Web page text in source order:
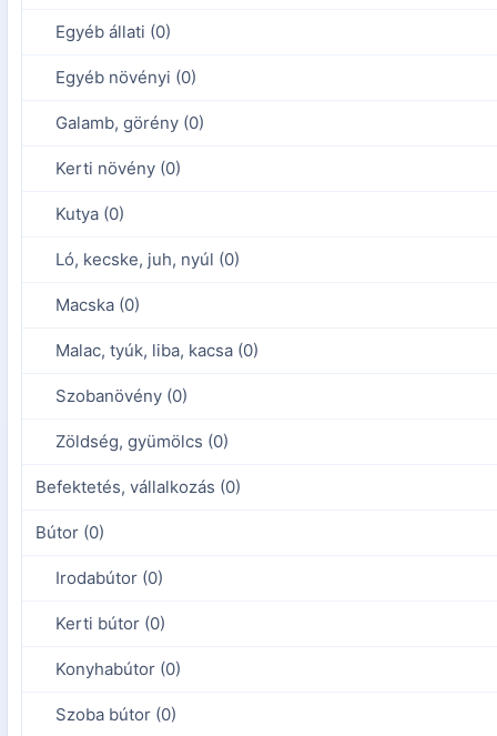
Egyéb állati (0)
Egyéb növényi (0)
Galamb, görény (0)
Kerti növény (0)
Kutya (0)
Ló, kecske, juh, nyúl (0)
Macska (0)
Malac, tyúk, liba, kacsa (0)
Szobanövény (0)
Zöldség, gyümölcs (0)
Befektetés, vállalkozás (0)
Bútor (0)
Irodabútor (0)
Kerti bútor (0)
Konyhabútor (0)
Szoba bútor (0)